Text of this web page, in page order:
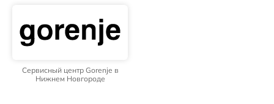
Сервисный центр Gorenje в
Нижнем Новгороде